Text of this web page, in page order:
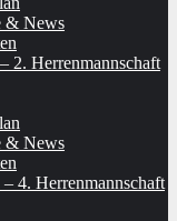
& News
2. Herrenmannschaft
& News
4. Herrenmannschaft